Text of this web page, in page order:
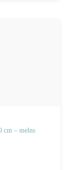
cm – melns